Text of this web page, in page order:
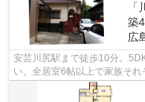
築
広
安芸川尻駅まで徒歩10分。
い。全居室6帖以上で家族そ
所あり安心です。1階に物干し